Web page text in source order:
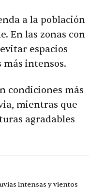
a la población
En las zonas con
espacios
más intensos.
condiciones más
mientras que
agradables
intensas y vientos